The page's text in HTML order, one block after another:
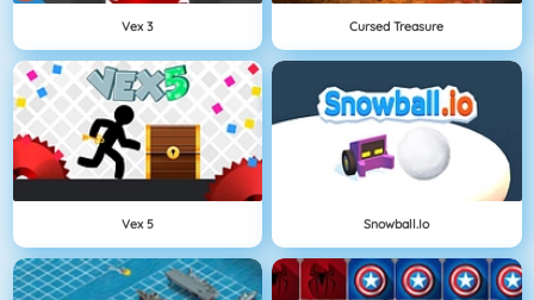
Vex 3 Cursed Treasure
Vex 5 Snowball.io